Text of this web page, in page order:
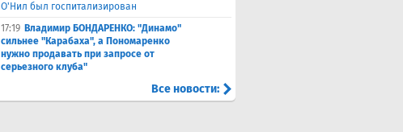
О'Нил был госпитализирован
17:19 Владимир БОНДАРЕНКО: "Динамо"
сильнее "Карабаха", а Пономаренко
нужно продавать при запросе от
серьезного клуба"
Все новости: